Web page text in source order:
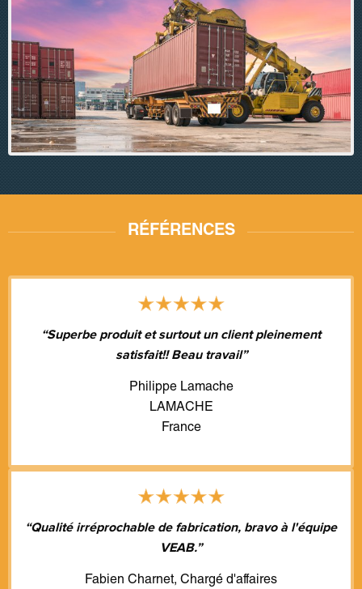
RÉFÉRENCES
“Superbe produit et surtout un client pleinement
satisfait!! Beau travail”
Philippe Lamache
LAMACHE
France
“Qualité irréprochable de fabrication, bravo à l'équipe
VEAB.”
Fabien Charnet, Chargé d'affaires